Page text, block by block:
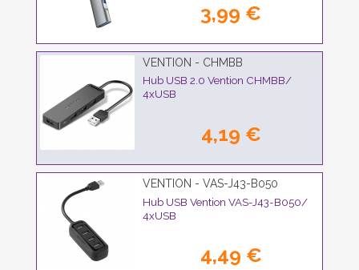
3,99 €
VENTION - CHMBB
Hub USB 2.0 Vention CHMBB/
4xUSB
4,19 €
VENTION - VAS-J43-B050
Hub USB Vention VAS-J43-B050/
4xUSB
4,49 €